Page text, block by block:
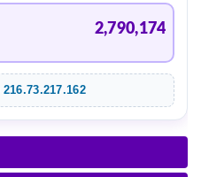
2,790,174
216.73.217.162